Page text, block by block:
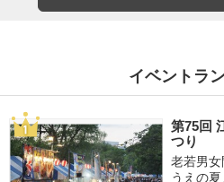
イベントラ
第75回
つり
老若男
うえの夏